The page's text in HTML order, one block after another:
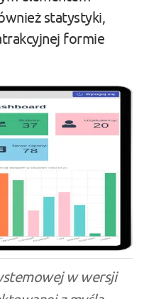
statystyki,
formie
w wersji